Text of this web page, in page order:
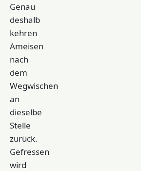
Genau
deshalb
kehren
Ameisen
nach
dem
Wegwischen
an
dieselbe
Stelle
zurück.
Gefressen
wird